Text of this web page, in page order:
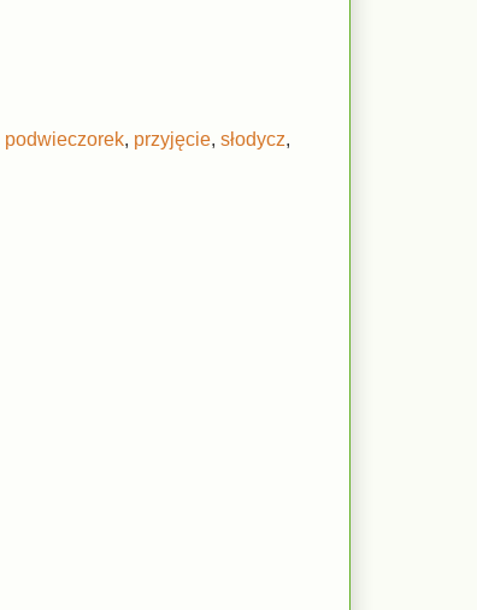
podwieczorek, przyjęcie, słodycz,